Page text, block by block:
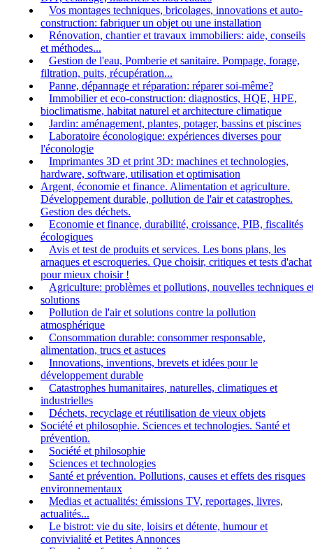
Vos montages techniques, bricolages, innovations et auto-
construction: fabriquer un objet ou une installation
Rénovation, chantier et travaux immobiliers: aide, conseils
et méthodes...
Gestion de l'eau, Pomberie et sanitaire. Pompage, forage,
filtration, puits, récupération...
Panne, dépannage et réparation: réparer soi-même?
Immobilier et eco-construction: diagnostics, HQE, HPE,
bioclimatisme, habitat naturel et architecture climatique
Jardin: aménagement, plantes, potager, bassins et piscines
Laboratoire éconologique: expériences diverses pour
l'éconologie
Imprimantes 3D et print 3D: machines et technologies,
hardware, software, utilisation et optimisation
Argent, économie et finance. Alimentation et agriculture.
Développement durable, pollution de l'air et catastrophes.
Gestion des déchets.
Economie et finance, durabilité, croissance, PIB, fiscalités
écologiques
Avis et test de produits et services. Les bons plans, les
arnaques et escroqueries. Que choisir, critiques et tests d'achat
pour mieux choisir !
Agriculture: problèmes et pollutions, nouvelles techniques
solutions
Pollution de l'air et solutions contre la pollution
atmosphérique
Consommation durable: consommer responsable,
alimentation, trucs et astuces
Innovations, inventions, brevets et idées pour le
développement durable
Catastrophes humanitaires, naturelles, climatiques et
industrielles
Déchets, recyclage et réutilisation de vieux objets
Société et philosophie. Sciences et technologies. Santé et
prévention.
Société et philosophie
Sciences et technologies
Santé et prévention. Pollutions, causes et effets des risques
environnementaux
Medias et actualités: émissions TV, reportages, livres,
actualités...
Le bistrot: vie du site, loisirs et détente, humour et
convivialité et Petites Annonces